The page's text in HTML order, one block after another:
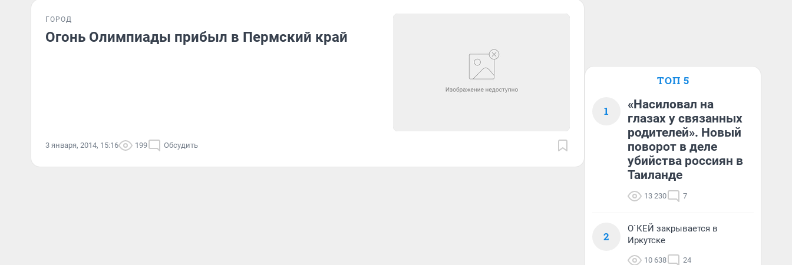
ГОРОД
Огонь Олимпиады прибыл в Пермский край
3 января, 2014, 15:16 199 Обсудить
ТОП 5
1
«Насиловал на
глазах у связанных
родителей». Новый
поворот в деле
убийства россиян в
Таиланде
13 230 7
2
О`КЕЙ закрывается в
Иркутске
10 638 24